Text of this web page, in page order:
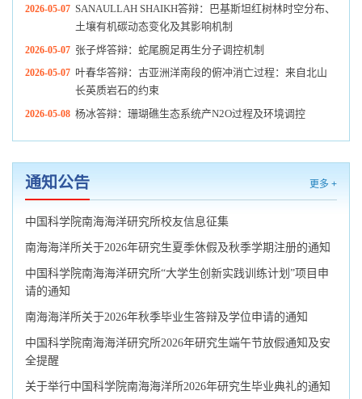
2026-05-07 SANAULLAH SHAIKH答辩：巴基斯坦红树林时空分布、
土壤有机碳动态变化及其影响机制
2026-05-07 张子烨答辩：蛇尾腕足再生分子调控机制
2026-05-07 叶春华答辩：古亚洲洋南段的俯冲消亡过程：来自北山
长英质岩石的约束
2026-05-08 杨冰答辩：珊瑚礁生态系统产N2O过程及环境调控
通知公告 更多 +
中国科学院南海海洋研究所校友信息征集
南海海洋所关于2026年研究生夏季休假及秋季学期注册的通知
中国科学院南海海洋研究所“大学生创新实践训练计划”项目申
请的通知
南海海洋所关于2026年秋季毕业生答辩及学位申请的通知
中国科学院南海海洋研究所2026年研究生端午节放假通知及安
全提醒
关于举行中国科学院南海海洋所2026年研究生毕业典礼的通知